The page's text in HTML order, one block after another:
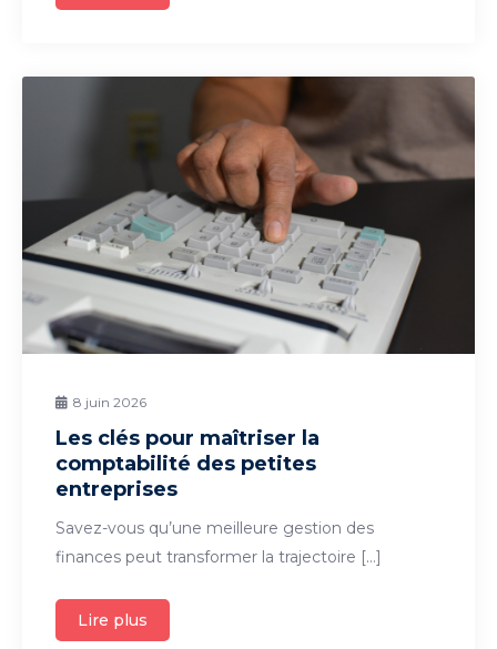
8 juin 2026
Les clés pour maîtriser la
comptabilité des petites
entreprises
Savez-vous qu’une meilleure gestion des
finances peut transformer la trajectoire […]
Lire plus